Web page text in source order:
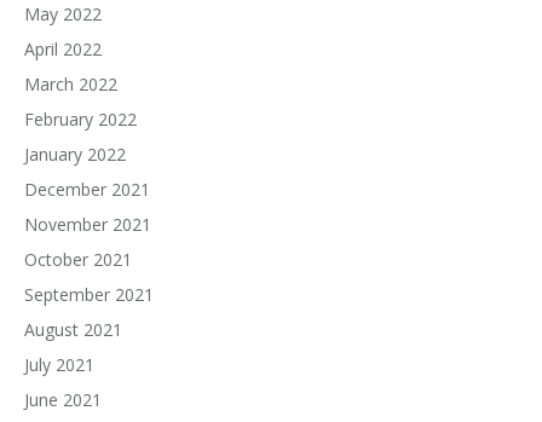
May 2022
April 2022
March 2022
February 2022
January 2022
December 2021
November 2021
October 2021
September 2021
August 2021
July 2021
June 2021